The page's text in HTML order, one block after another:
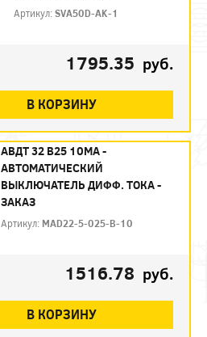
Артикул:SVA50D-AK-1
1795.35 руб.
В КОРЗИНУ
АВДТ 32 B25 10МА -
АВТОМАТИЧЕСКИЙ
ВЫКЛЮЧАТЕЛЬ ДИФФ. ТОКА -
ЗАКАЗ
Артикул: MAD22-5-025-B-10
1516.78 руб.
В КОРЗИНУ